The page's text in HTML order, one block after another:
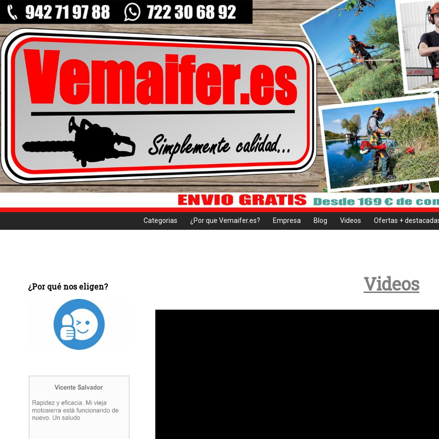
Categorias ¿Por que Vemaifer.es? Empresa Blog Videos Ofertas +
¿Por qué nos eligen? Videos